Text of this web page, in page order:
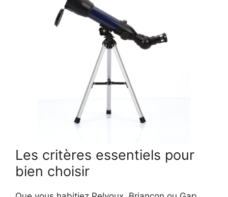
Les critères essentiels pour
bien choisir